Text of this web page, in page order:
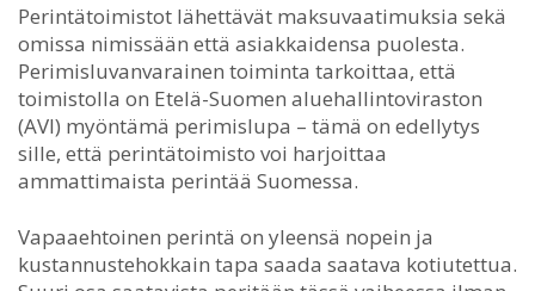
Perintätoimistot lähettävät maksuvaatimuksia sekä
omissa nimissään että asiakkaidensa puolesta.
Perimisluvanvarainen toiminta tarkoittaa, että
toimistolla on Etelä-Suomen aluehallintoviraston
(AVI) myöntämä perimislupa – tämä on edellytys
sille, että perintätoimisto voi harjoittaa
ammattimaista perintää Suomessa.
Vapaaehtoinen perintä on yleensä nopein ja
kustannustehokkain tapa saada saatava kotiutettua.